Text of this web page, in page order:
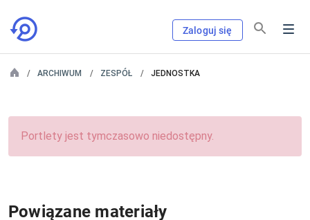
Zaloguj się
ARCHIWUM ZESPÓŁ JEDNOSTKA
Portlety jest tymczasowo niedostępny.
Powiązane materiały